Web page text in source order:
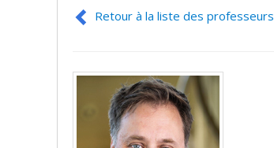
Retour à la liste des professeurs